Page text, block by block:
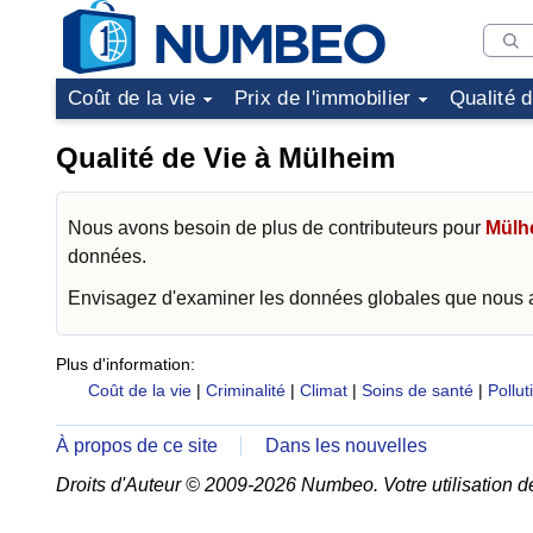
Coût de la vie Prix de l'immobilier Qualité
Qualité de Vie à Mülheim
Nous avons besoin de plus de contributeurs pour
données.
Envisagez d'examiner les données globales que nous
Plus d'information:
Coût de la vie | Criminalité | Climat | Soins de santé |
À propos de ce site
Dans les nouvelles
Droits d'Auteur © 2009-2026 Numbeo. Votre utilisation